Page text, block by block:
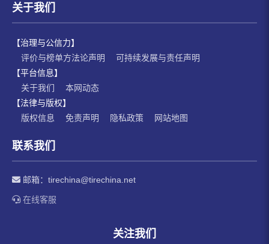
关于我们
【治理与公信力】
评价与榜单方法论声明
可持续发展与责任声明
【平台信息】
关于我们
本网动态
【法律与版权】
版权信息
免责声明 隐私政策 网站地图
联系我们
邮箱： tirechina@tirechina.net
在线客服
关注我们